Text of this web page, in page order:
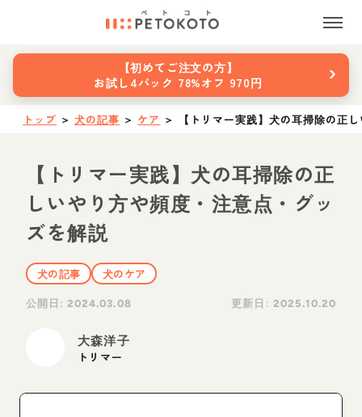
【初めてご注文の方】
お試し4パック 78%オフ 970円
›
トップ ＞ 犬の記事 ＞ ケア ＞ 【トリマー実践】犬の耳掃除の正
【トリマー実践】犬の耳掃除の正
しいやり方や頻度・注意点・グッ
ズを解説
犬の記事
犬のケア
公開日:2024.03.08 更新日: 2025.10.20
大森洋子
トリマー